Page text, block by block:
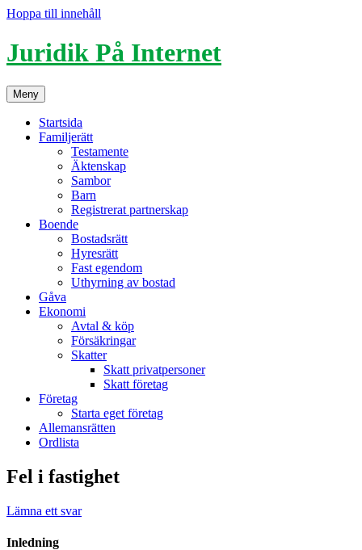
Hoppa till innehåll
Juridik På Internet
Meny
Startsida
Familjerätt
Testamente
Äktenskap
Sambor
Barn
Registrerat partnerskap
Boende
Bostadsrätt
Hyresrätt
Fast egendom
Uthyrning av bostad
Gåva
Ekonomi
Avtal & köp
Försäkringar
Skatter
Skatt privatpersoner
Skatt företag
Företag
Starta eget företag
Allemansrätten
Ordlista
Fel i fastighet
Lämna ett svar
Inledning